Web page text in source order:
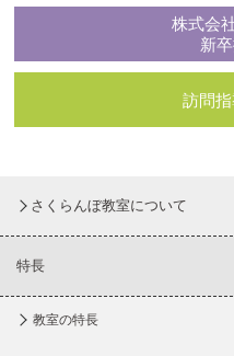
株式会
新
訪問
さくらんぼ教室について
特長
教室の特長